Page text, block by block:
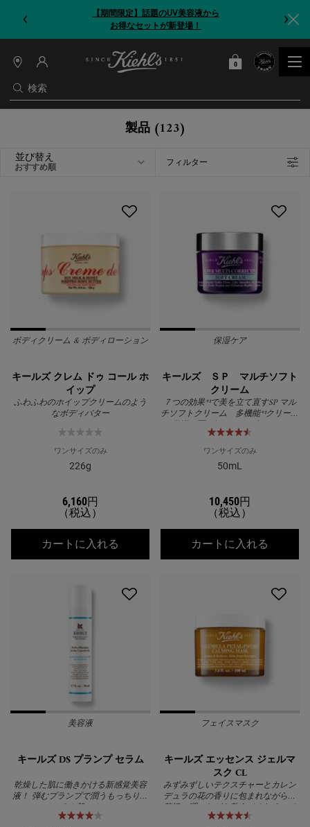
【期間限定】今だけ！洗顔ブラシをプレゼント
検索
店
情
報
カート
0
0 カート内の製品
製品 (123)
並び替え フィルター
フィルターメニュー
ボディクリーム & ボディローション
キールズ クレム ドゥ コール ホ
イップ
ふわふわのホイップクリームのよう
なボディバター
ワンサイズのみ
226g
6,160円
（税込）
カートに入れる キールズ クレム ドゥ コール ホイップ
保湿ケア
キールズ ＳＰ マルチソフト
クリーム
７つの効果*¹で美を立て直すSP マル
チソフトクリーム 多機能*¹クリーム
の常識を覆す軽やかさ！朝のメイク
前のスキンケアもベタつかずに完成
ワンサイズのみ
50mL
10,450円
（税込）
カートに入れる
美容液
キールズ DS プランプ セラム
乾燥した肌に働きかける新感覚美容
液！ 弾むプランプで潤うもっちりぷ
るん肌へ！
フェイスマスク
キールズ エッセンス ジェルマ
スク CL
みずみずしいテクスチャーとカレン
デュラの花の香りに包まれながら、
贅沢に潤いながら整えてくれるスペ
シャルケア製品。